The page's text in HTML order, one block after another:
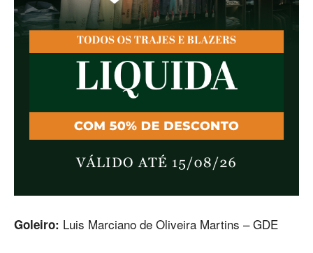
Goleiro: Luis Marciano de Oliveira Martins – GDE